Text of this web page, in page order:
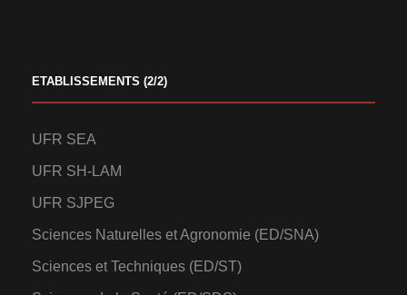
ETABLISSEMENTS (2/2)
UFR SEA
UFR SH-LAM
UFR SJPEG
Sciences Naturelles et Agronomie (ED/SNA)
Sciences et Techniques (ED/ST)